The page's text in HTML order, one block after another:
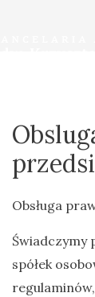
Obsługa
Świadczymy
spółek